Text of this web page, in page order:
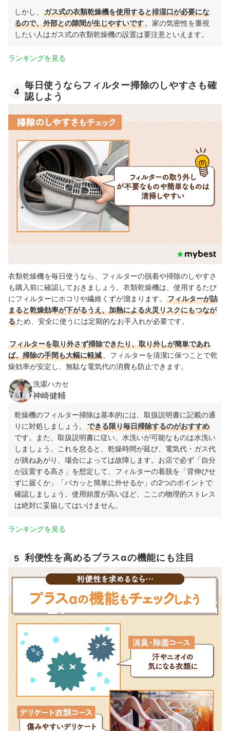
しかし、
ガス式の衣類乾燥機を使用すると排湿口が必要にな
るので、外部との隙間が生じやすいです 。家の気密性を重視
したい人はガス式の衣類乾燥機の設置は要注意といえます。
ランキングを見る
4
毎日使うならフィルター掃除のしやすさも確
認しよう
衣類乾燥機を毎日使うなら、フィルターの脱着や掃除のしやすさ
も購入前に確認しておきましょう。衣類乾燥機は、使用するたび
にフィルターにホコリや繊維くずが溜まります。
フィルターが詰
まると乾燥効率が下がるうえ、加熱による火災リスクにもつなが
るため、安全に使うには定期的なお手入れが必要です。
フィルターを取り外さず掃除できたり、取り外しが簡単であれ
ば、掃除の手間も大幅に軽減 。フィルターを清潔に保つことで乾
燥効率が安定し、無駄な電気代の消費も防止できます。
洗濯ハカセ
神崎健輔
乾燥機のフィルター掃除は基本的には、取扱説明書に記載の通
りに対処しましょう。
できる限り毎日掃除するのがおすすめ
です。また、取扱説明書に従い、水洗いが可能なものは水洗い
しましょう。これを怠ると、乾燥時間が延び、電気代・ガス代
が跳ねあがり、場合によっては故障します。お店で必ず「自分
が設置する高さ」を想定して、フィルターの着脱を「背伸びせ
ずに届くか」「パカッと簡単に外せるか」の2つのポイントで
確認しましょう。使用頻度が高いほど、ここの物理的ストレス
は絶対に妥協してはいけません。
ランキングを見る
5 利便性を高めるプラスαの機能にも注目